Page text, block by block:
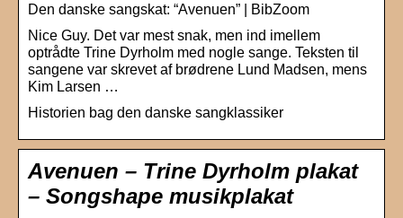
Den danske sangskat: “Avenuen” | BibZoom
Nice Guy. Det var mest snak, men ind imellem
optrådte Trine Dyrholm med nogle sange. Teksten til
sangene var skrevet af brødrene Lund Madsen, mens
Kim Larsen …
Historien bag den danske sangklassiker
Avenuen – Trine Dyrholm plakat
– Songshape musikplakat